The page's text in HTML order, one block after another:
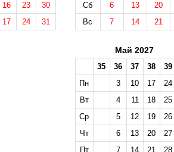
16 23
30
17 24 31
Сб
6 13
20
Вс
7 14 21
Май 2027
35 36 37 38
39
Пн
3 10 17
24
Вт
4 11 18
25
Ср
5 12 19
26
Чт
6 13 20
27
Пт
7 14 21
28